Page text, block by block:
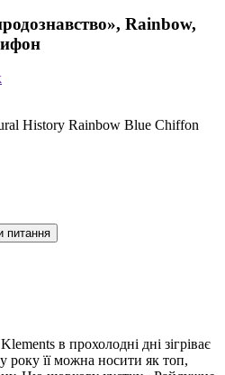
Rainbow,
History Rainbow Blue Chiffon
питання
в прохолодні дні зігріває
року її можна носити як топ,